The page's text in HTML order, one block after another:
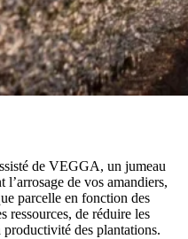
de VEGGA, un jumeau
de vos amandiers,
parcelle en fonction des
ressources, de réduire les
productivité des plantations.